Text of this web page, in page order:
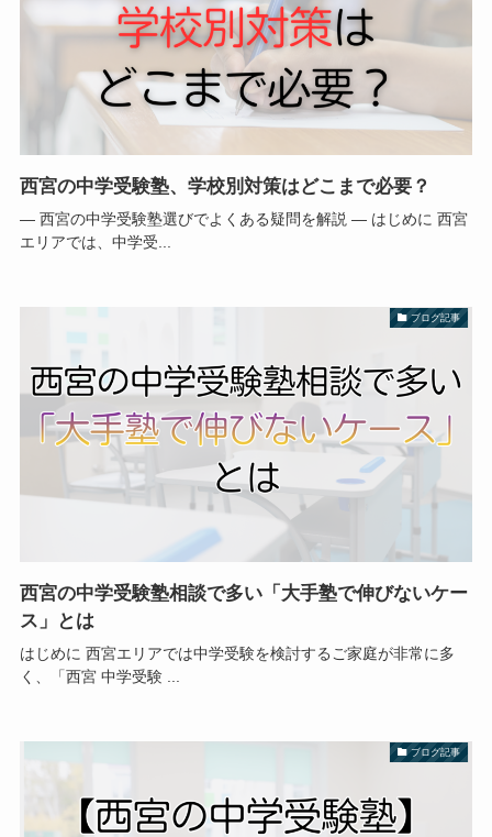
西宮の中学受験塾、学校別対策はどこまで必要？
― 西宮の中学受験塾選びでよくある疑問を解説 ― はじめに 西宮
エリアでは、中学受...
ブログ記事
西宮の中学受験塾相談で多い「大手塾で伸びないケー
ス」とは
はじめに 西宮エリアでは中学受験を検討するご家庭が非常に多
く、「西宮 中学受験 ...
ブログ記事